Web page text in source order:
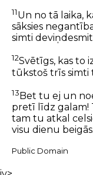
11Un no tā laika,
sāksies
simti
12Svētīgs, kas to
tūkstoš trīs simti
13Bet tu ej un
pretī līdz galam!
tam tu atkal
visu dienu
Public Domain